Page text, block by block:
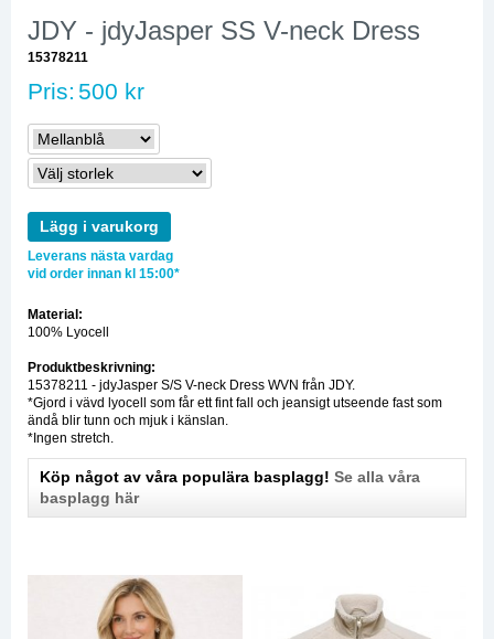
JDY - jdyJasper SS V-neck Dress
15378211
Pris: 500 kr
Lägg i varukorg
Leverans nästa vardag
vid order innan kl 15:00*
Material:
100% Lyocell
Produktbeskrivning:
15378211 - jdyJasper S/S V-neck Dress WVN från JDY.
*Gjord i vävd lyocell som får ett fint fall och jeansigt utseende fast som
ändå blir tunn och mjuk i känslan.
*Ingen stretch.
Köp något av våra populära basplagg! Se alla våra
basplagg här